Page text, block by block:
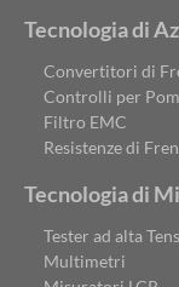
Tecnologia di
Convertitori di
Controlli per
Filtro EMC
Resistenze di
Tecnologia di
Tester ad alta
Multimetri